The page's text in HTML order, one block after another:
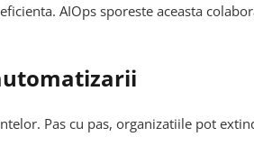
AIOps sporeste aceasta
Pas cu pas, organizatiile pot